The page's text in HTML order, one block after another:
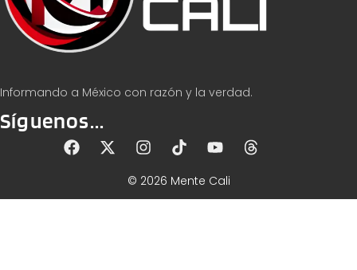
Informando a México con razón y la verdad.
Síguenos...
© 2026 Mente Cali